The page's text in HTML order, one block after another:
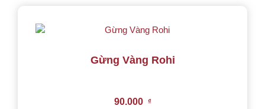
Gừng Vàng Rohi
90.000 ₫